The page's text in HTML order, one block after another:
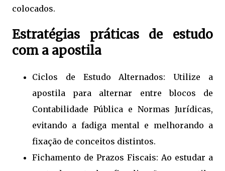
colocados.
Estratégias práticas de estudo
com a apostila
Ciclos de Estudo Alternados: Utilize a
apostila para alternar entre blocos de
Contabilidade Pública e Normas Jurídicas,
evitando a fadiga mental e melhorando a
fixação de conceitos distintos.
Fichamento de Prazos Fiscais: Ao estudar a